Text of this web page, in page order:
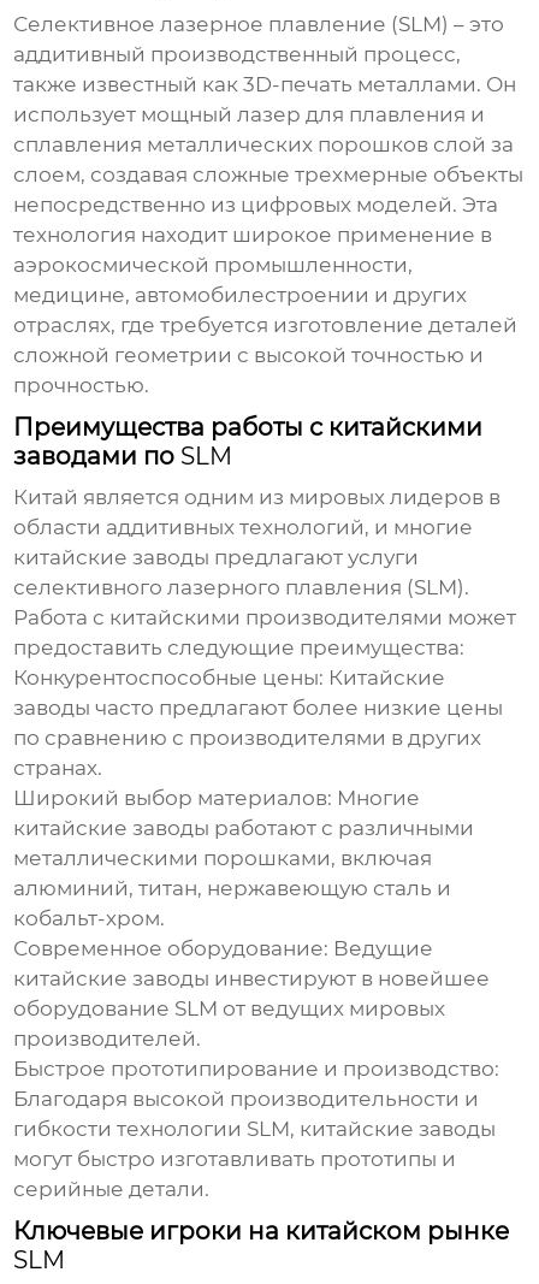
Селективное лазерное плавление (SLM) – это
аддитивный производственный процесс,
также известный как 3D-печать металлами. Он
использует мощный лазер для плавления и
сплавления металлических порошков слой за
слоем, создавая сложные трехмерные объекты
непосредственно из цифровых моделей. Эта
технология находит широкое применение в
аэрокосмической промышленности,
медицине, автомобилестроении и других
отраслях, где требуется изготовление деталей
сложной геометрии с высокой точностью и
прочностью.
Преимущества работы с китайскими
заводами по SLM
Китай является одним из мировых лидеров в
области аддитивных технологий, и многие
китайские заводы предлагают услуги
селективного лазерного плавления (SLM).
Работа с китайскими производителями может
предоставить следующие преимущества:
Конкурентоспособные цены: Китайские
заводы часто предлагают более низкие цены
по сравнению с производителями в других
странах.
Широкий выбор материалов: Многие
китайские заводы работают с различными
металлическими порошками, включая
алюминий, титан, нержавеющую сталь и
кобальт-хром.
Современное оборудование: Ведущие
китайские заводы инвестируют в новейшее
оборудование SLM от ведущих мировых
производителей.
Быстрое прототипирование и производство:
Благодаря высокой производительности и
гибкости технологии SLM, китайские заводы
могут быстро изготавливать прототипы и
серийные детали.
Ключевые игроки на китайском рынке
SLM